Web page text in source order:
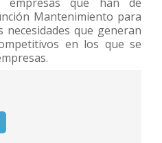
Mantenimiento para
que generan
en los que se